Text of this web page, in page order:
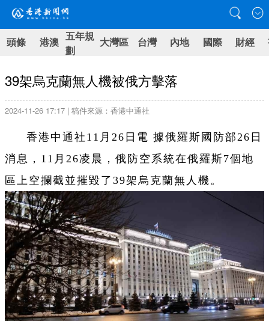
頭條 港澳 五年規
劃
大灣區 台灣 內地 國際 財經
39架烏克蘭無人機被俄方擊落
2024-11-26 17:17 | 稿件來源：香港中通社
香港中通社11月26日電 據俄羅斯國防部26日
消息，11月26凌晨，俄防空系統在俄羅斯7個地
區上空攔截並摧毀了39架烏克蘭無人機。